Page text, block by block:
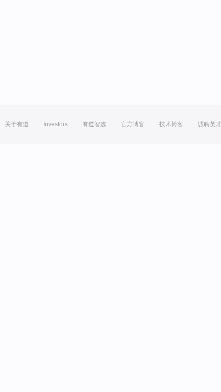
关于有道 Investors 有道智选 官方博客 技术博客 诚聘英才